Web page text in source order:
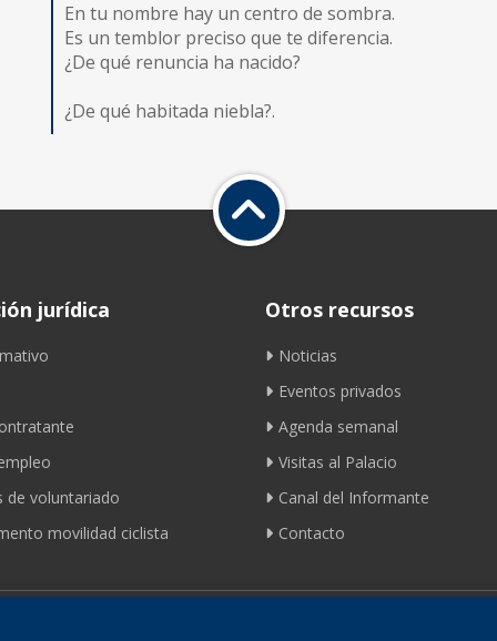
En tu nombre hay un centro de sombra.
Es un temblor preciso que te diferencia.
¿De qué renuncia ha nacido?
¿De qué habitada niebla?.
jurídica
de voluntariado
movilidad ciclista
Otros recursos
Noticias
Eventos privados
Agenda semanal
Visitas al Palacio
Canal del Informante
Contacto